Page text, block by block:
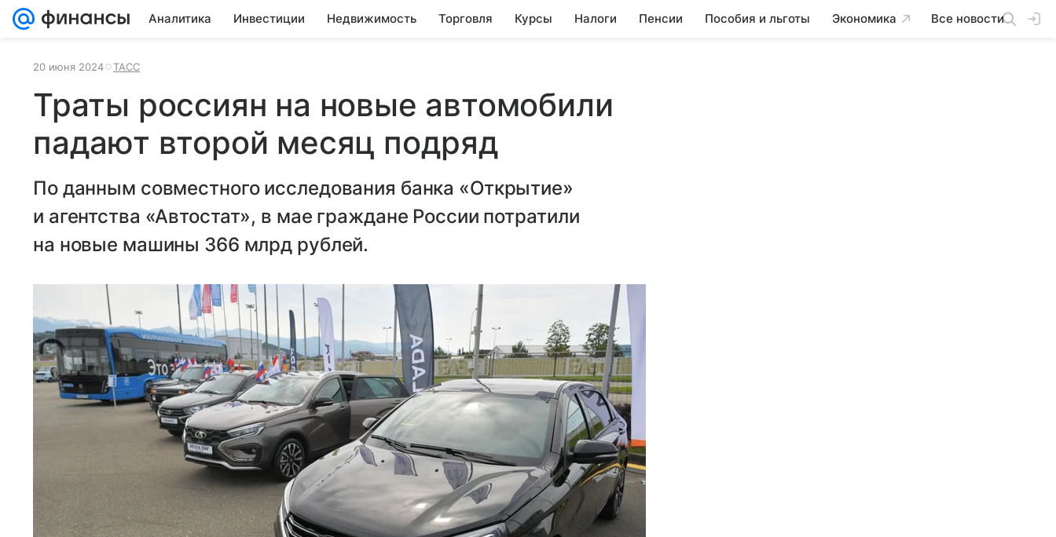
Аналитика Инвестиции Недвижимость Торговля Курсы Налоги Пенсии Пособия и льготы Экономика Все новости
20 июня 2024 ТАСС
Траты россиян на новые автомобили
падают второй месяц подряд
По данным совместного исследования банка «Открытие»
и агентства «Автостат», в мае граждане России потратили
на новые машины 366 млрд рублей.